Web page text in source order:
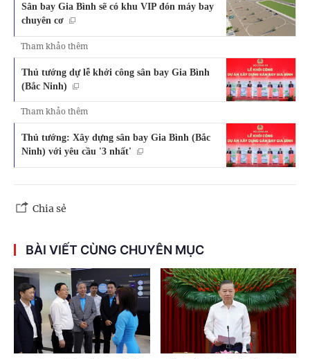
Sân bay Gia Bình sẽ có khu VIP đón máy bay
chuyên cơ
Tham khảo thêm
Thủ tướng dự lễ khởi công sân bay Gia Bình
(Bắc Ninh)
Tham khảo thêm
Thủ tướng: Xây dựng sân bay Gia Bình (Bắc
Ninh) với yêu cầu '3 nhất'
Chia sẻ
BÀI VIẾT CÙNG CHUYÊN MỤC